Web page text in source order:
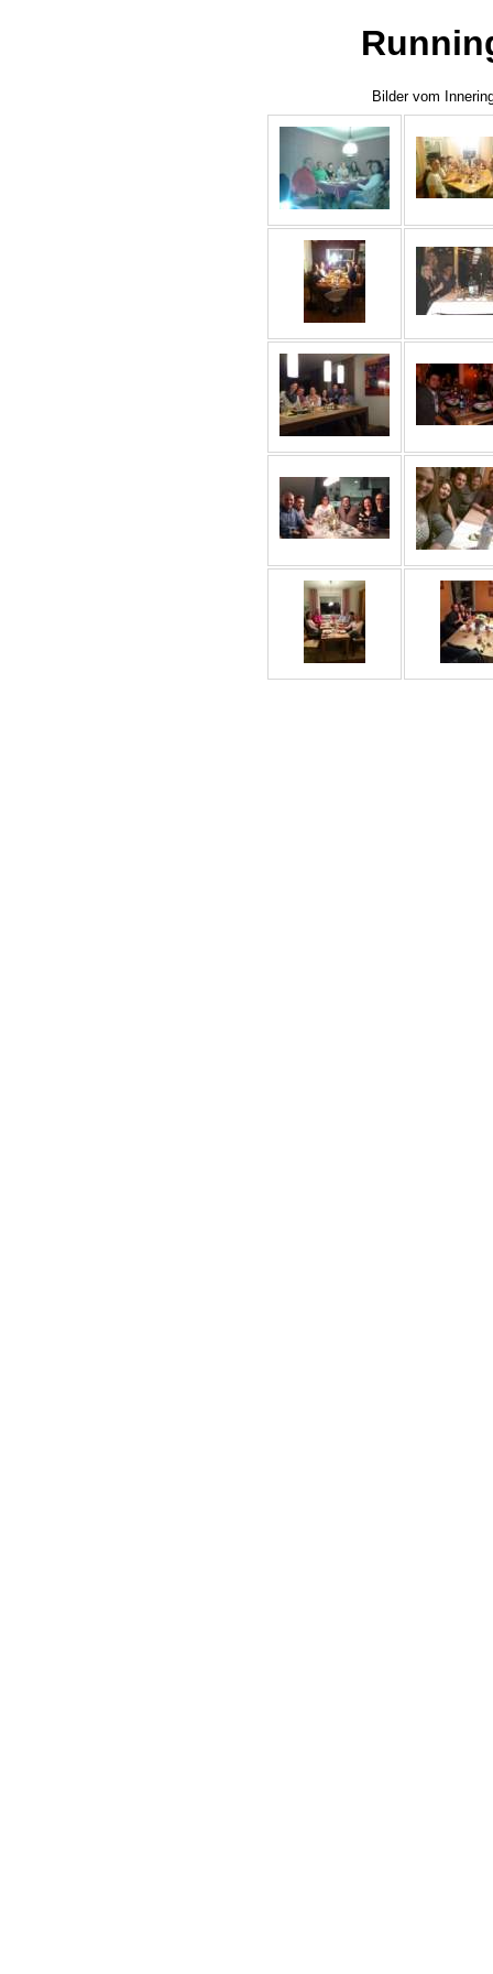
Bilder vom